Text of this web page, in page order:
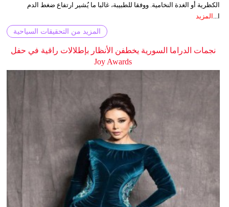
الكظرية أو الغدة النخامية. ووفقا للطبيبة، غالبا ما يُشير ارتفاع ضغط الدم
ا...
المزيد
المزيد من التحقيقات السياحية
نجمات الدراما السورية يخطفن الأنظار بإطلالات راقية في حفل
Joy Awards